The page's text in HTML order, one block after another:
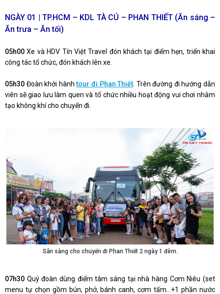
NGÀY 01 | TP.HCM – KDL TÀ CÚ – PHAN THIẾT (Ăn sáng –
Ăn trưa – Ăn tối)
05h00 Xe và HDV Tín Việt Travel đón khách tại điểm hẹn, triển khai
công tác tổ chức, đón khách lên xe.
05h30 Đoàn khởi hànhtour đi Phan Thiết . Trên đường đi hướng dẫn
viên sẽ giao lưu làm quen và tổ chức nhiều hoạt động vui chơi nhằm
tạo không khí cho chuyến đi.
Sẵn sàng cho chuyến đi Phan Thiết 2 ngày 1 đêm.
07h30 Quý đoàn dùng điểm tâm sáng tại nhà hàng Cơm Niêu (set
menu tự chọn gồm bún, phở, bánh canh, cơm tấm…+1 phần nước